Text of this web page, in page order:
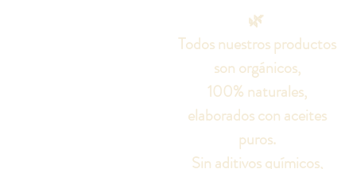
🌿
Todos nuestros productos
son orgánicos,
100% naturales,
elaborados con aceites
puros.
Sin aditivos químicos,